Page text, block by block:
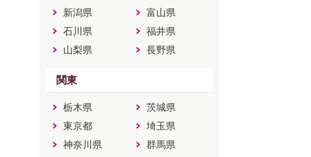
新潟県
富山県
石川県
福井県
山梨県
長野県
関東
栃木県
茨城県
東京都
埼玉県
神奈川県
群馬県